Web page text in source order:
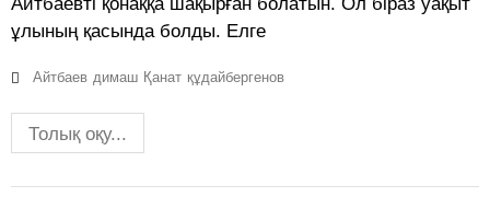
ұлының қасында болды. Елге
Айтбаев димаш Қанат құдайбергенов
Толық оқу...